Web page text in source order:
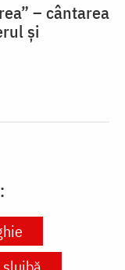
– cântarea
și